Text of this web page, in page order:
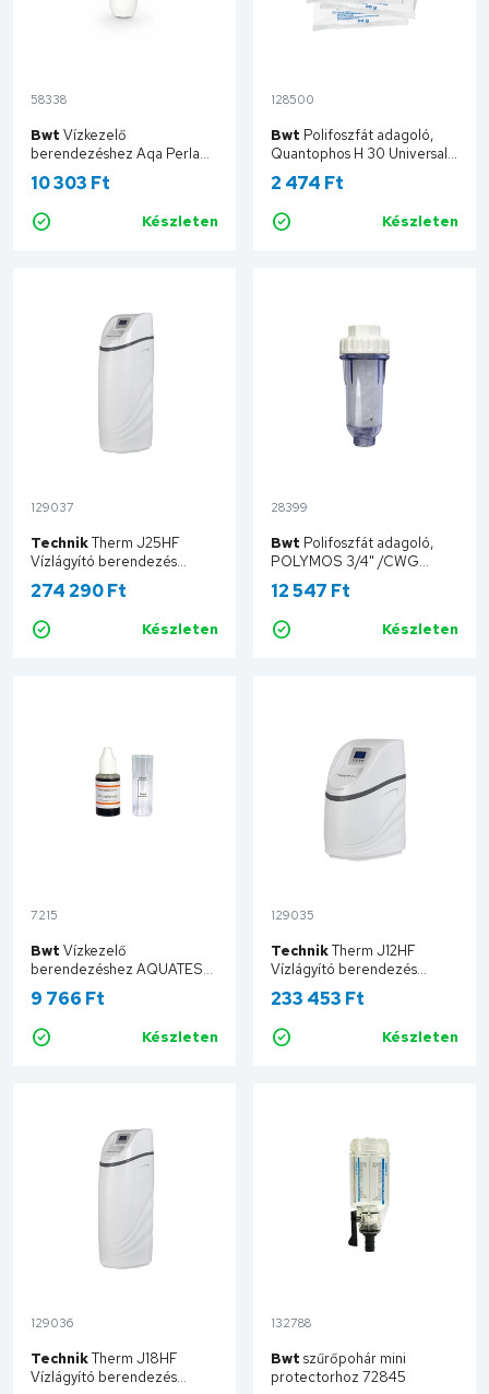
58338
Bwt Vízkezelő
berendezéshez Aqa Perla
lefolyó szifon P0074702
10 303 Ft
Készleten
Kosárba
128500
Bwt Polifoszfát adagoló,
Quantophos H 30 Universal
Polifoszfát por 80 g 160320
2 474 Ft
Készleten
Kosárba
129037
TechnikTherm J25HF
Vízlágyító berendezés
J25HF/P&P
274 290 Ft
Készleten
Kosárba
28399
Bwt Polifoszfát adagoló,
POLYMOS 3/4" /CWG
A8030010
12 547 Ft
Készleten
Kosárba
7215
Bwt Vízkezelő
berendezéshez AQUATEST
94894
9 766 Ft
Készleten
Kosárba
129035
TechnikTherm J12HF
Vízlágyító berendezés
J12HF/P&P
233 453 Ft
Készleten
Kosárba
129036
TechnikTherm J18HF
Vízlágyító berendezés
132788
Bwt szűrőpohár mini
protectorhoz 72845